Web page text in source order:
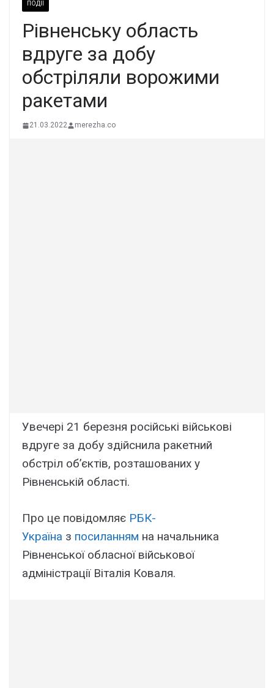
ПОДІЇ
Рівненську область
вдруге за добу
обстріляли ворожими
ракетами
21.03.2022 merezha.co
Увечері 21 березня російські військові
вдруге за добу здійснила ракетний
обстріл об’єктів, розташованих у
Рівненській області.
Про це повідомляє РБК-
Україна з посиланням на начальника
Рівненської обласної військової
адміністрації Віталія Коваля.